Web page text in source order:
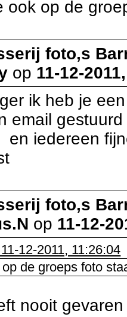
ook op de
foto,s
op 11-12-
ik heb je
email
iedereen
foto,s
op 11-12-
12-2011, 11:26:04
op de groeps foto
nooit